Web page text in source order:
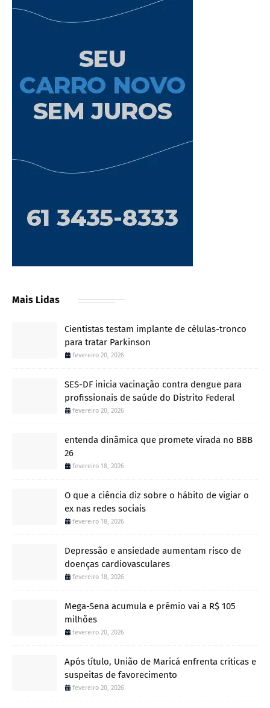
Mais Lidas
Cientistas testam implante de células-tronco
para tratar Parkinson
fevereiro 20, 2026
SES-DF inicia vacinação contra dengue para
profissionais de saúde do Distrito Federal
fevereiro 20, 2026
entenda dinâmica que promete virada no BBB
26
fevereiro 18, 2026
O que a ciência diz sobre o hábito de vigiar o
ex nas redes sociais
fevereiro 18, 2026
Depressão e ansiedade aumentam risco de
doenças cardiovasculares
fevereiro 18, 2026
Mega-Sena acumula e prêmio vai a R$ 105
milhões
fevereiro 20, 2026
Após título, União de Maricá enfrenta críticas e
suspeitas de favorecimento
fevereiro 20, 2026